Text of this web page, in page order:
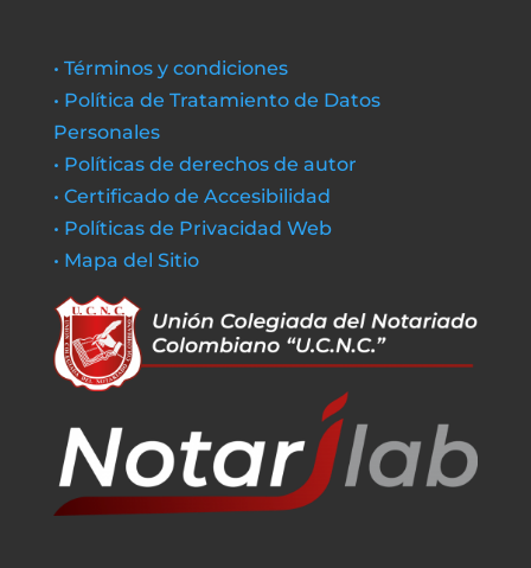
• Términos y condiciones
• Política de Tratamiento de Datos
Personales
• Políticas de derechos de autor
• Certificado de Accesibilidad
• Políticas de Privacidad Web
• Mapa del Sitio